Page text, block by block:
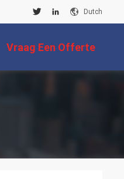
Dutch
Vraag Een Offerte